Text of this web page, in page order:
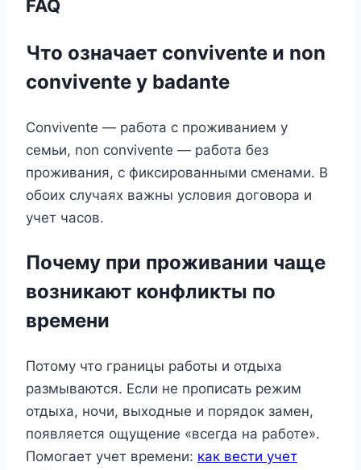
FAQ
Что означает convivente и non
convivente у badante
Convivente — работа с проживанием у
семьи, non convivente — работа без
проживания, с фиксированными сменами. В
обоих случаях важны условия договора и
учет часов.
Почему при проживании чаще
возникают конфликты по
времени
Потому что границы работы и отдыха
размываются. Если не прописать режим
отдыха, ночи, выходные и порядок замен,
появляется ощущение «всегда на работе».
Помогает учет времени: как вести учет